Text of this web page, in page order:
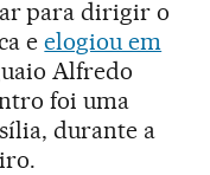
para dirigir o
eelogiou em
Alfredo
foi uma
durante a